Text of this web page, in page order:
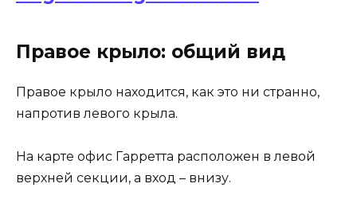
Правое крыло: общий вид
Правое крыло находится, как это ни странно,
напротив левого крыла.
На карте офис Гарретта расположен в левой
верхней секции, а вход – внизу.